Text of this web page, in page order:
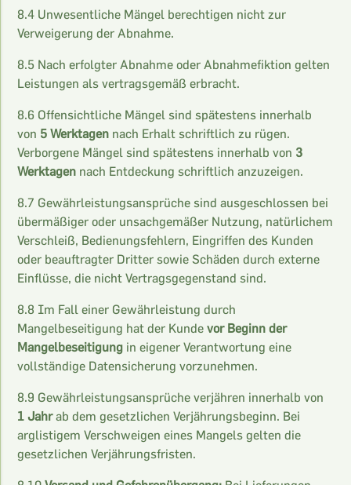
8.4 Unwesentliche Mängel berechtigen nicht zur
Verweigerung der Abnahme.
8.5 Nach erfolgter Abnahme oder Abnahmefiktion gelten
Leistungen als vertragsgemäß erbracht.
8.6 Offensichtliche Mängel sind spätestens innerhalb
von 5 Werktagen nach Erhalt schriftlich zu rügen.
Verborgene Mängel sind spätestens innerhalb von 3
Werktagen nach Entdeckung schriftlich anzuzeigen.
8.7 Gewährleistungsansprüche sind ausgeschlossen bei
übermäßiger oder unsachgemäßer Nutzung, natürlichem
Verschleiß, Bedienungsfehlern, Eingriffen des Kunden
oder beauftragter Dritter sowie Schäden durch externe
Einflüsse, die nicht Vertragsgegenstand sind.
8.8 Im Fall einer Gewährleistung durch
Mangelbeseitigung hat der Kundevor Beginn der
Mangelbeseitigung in eigener Verantwortung eine
vollständige Datensicherung vorzunehmen.
8.9 Gewährleistungsansprüche verjähren innerhalb von
1 Jahrab dem gesetzlichen Verjährungsbeginn. Bei
arglistigem Verschweigen eines Mangels gelten die
gesetzlichen Verjährungsfristen.